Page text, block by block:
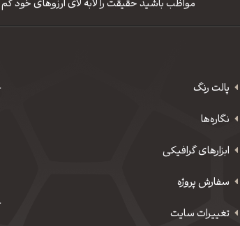
مواظب باشید حقیقت را لابه لای آرزوهای خود
پالت رنگ
نگاره‌ها
ابزارهای گرافیکی
سفارش پروژه
تغییرات سایت